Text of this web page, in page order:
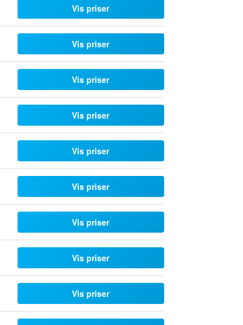
Vis priser
Vis priser
Vis priser
Vis priser
Vis priser
Vis priser
Vis priser
Vis priser
Vis priser